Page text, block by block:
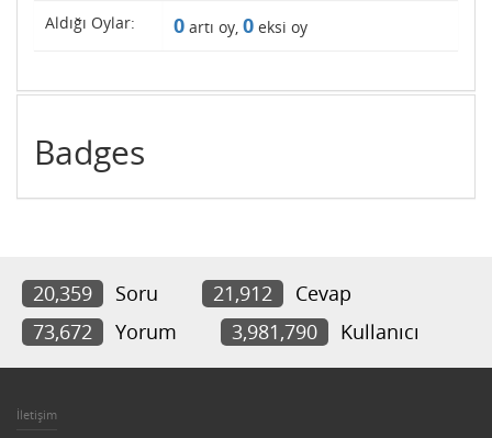
Aldığı Oylar: 0 artı oy, 0 eksi oy
Badges
20,359 Soru 21,912
Cevap
73,672
Yorum 3,981,790 Kullanıcı
İletişim